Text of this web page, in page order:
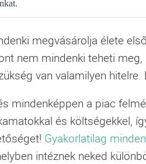
megvásárolja élete
nem mindenki teheti
van valamilyen
mindenképpen a piac
és költségekkel,
Gyakorlatilag
intéznek neked